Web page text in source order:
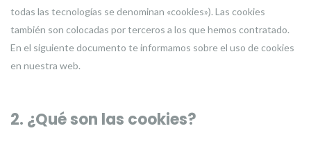
todas las tecnologías se denominan «cookies»). Las cookies
también son colocadas por terceros a los que hemos contratado.
En el siguiente documento te informamos sobre el uso de cookies
en nuestra web.
2. ¿Qué son las cookies?